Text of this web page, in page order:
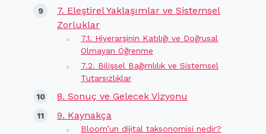
7. Eleştirel Yaklaşımlar ve Sistemsel
Zorluklar
7.1. Hiyerarşinin Katılığı ve Doğrusal
Olmayan Öğrenme
7.2. Bilişsel Bağımlılık ve Sistemsel
Tutarsızlıklar
8. Sonuç ve Gelecek Vizyonu
9. Kaynakça
Bloom’un dijital taksonomisi nedir?